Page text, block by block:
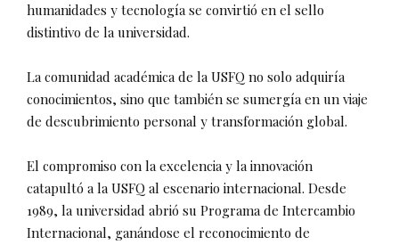
humanidades y tecnología se convirtió en el sello
distintivo de la universidad.
La comunidad académica de la USFQ no solo adquiría
conocimientos, sino que también se sumergía en un viaje
de descubrimiento personal y transformación global.
El compromiso con la excelencia y la innovación
catapultó a la USFQ al escenario internacional. Desde
1989, la universidad abrió su Programa de Intercambio
Internacional, ganándose el reconocimiento de